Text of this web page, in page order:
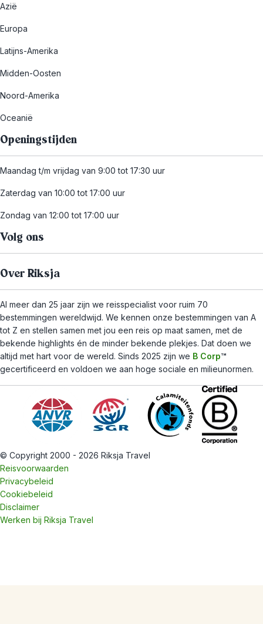
Azië
Europa
Latijns-Amerika
Midden-Oosten
Noord-Amerika
Oceanië
Openingstijden
Maandag t/m vrijdag van 9:00 tot 17:30 uur
Zaterdag van 10:00 tot 17:00 uur
Zondag van 12:00 tot 17:00 uur
Volg ons
Over Riksja
Al meer dan 25 jaar zijn we reisspecialist voor ruim 70
bestemmingen wereldwijd. We kennen onze bestemmingen van A
tot Z en stellen samen met jou een reis op maat samen, met de
bekende highlights én de minder bekende plekjes. Dat doen we
altijd met hart voor de wereld. Sinds 2025 zijn we B Corp™
gecertificeerd en voldoen we aan hoge sociale en milieunormen.
© Copyright 2000 - 2026 Riksja Travel
Reisvoorwaarden
Privacybeleid
Cookiebeleid
Disclaimer
Werken bij Riksja Travel